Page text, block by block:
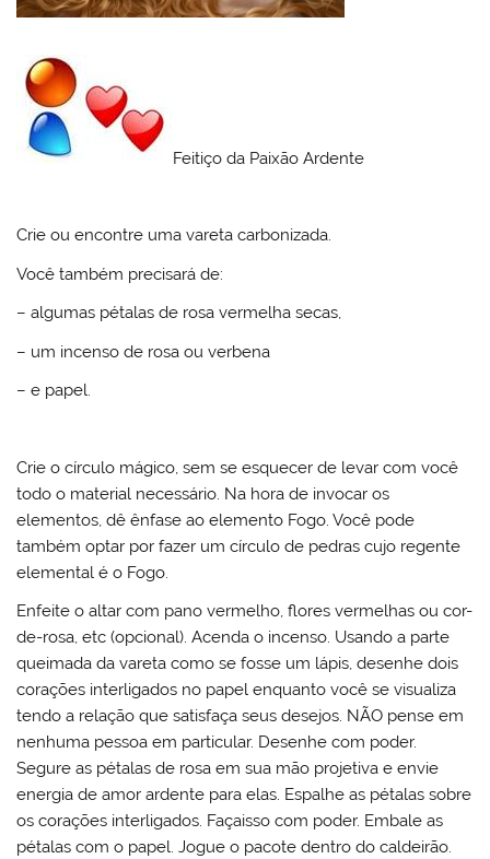
Feitiço da Paixão Ardente
Crie ou encontre uma vareta carbonizada.
Você também precisará de:
– algumas pétalas de rosa vermelha secas,
– um incenso de rosa ou verbena
– e papel.
Crie o círculo mágico, sem se esquecer de levar com você
todo o material necessário. Na hora de invocar os
elementos, dê ênfase ao elemento Fogo. Você pode
também optar por fazer um círculo de pedras cujo regente
elemental é o Fogo.
Enfeite o altar com pano vermelho, flores vermelhas ou cor-
de-rosa, etc (opcional). Acenda o incenso. Usando a parte
queimada da vareta como se fosse um lápis, desenhe dois
corações interligados no papel enquanto você se visualiza
tendo a relação que satisfaça seus desejos. NÃO pense em
nenhuma pessoa em particular. Desenhe com poder.
Segure as pétalas de rosa em sua mão projetiva e envie
energia de amor ardente para elas. Espalhe as pétalas sobre
os corações interligados. Façaisso com poder. Embale as
pétalas com o papel. Jogue o pacote dentro do caldeirão.